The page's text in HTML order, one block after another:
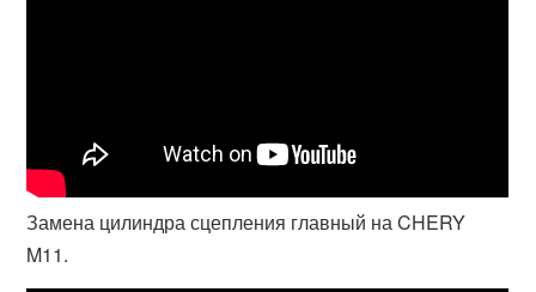
Замена цилиндра сцепления главный на CHERY
M11.